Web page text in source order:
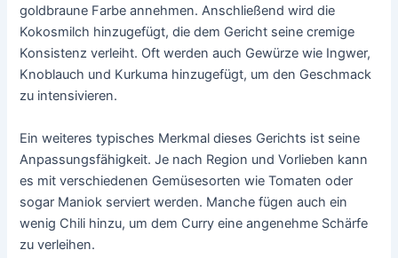
goldbraune Farbe annehmen. Anschließend wird die
Kokosmilch hinzugefügt, die dem Gericht seine cremige
Konsistenz verleiht. Oft werden auch Gewürze wie Ingwer,
Knoblauch und Kurkuma hinzugefügt, um den Geschmack
zu intensivieren.
Ein weiteres typisches Merkmal dieses Gerichts ist seine
Anpassungsfähigkeit. Je nach Region und Vorlieben kann
es mit verschiedenen Gemüsesorten wie Tomaten oder
sogar Maniok serviert werden. Manche fügen auch ein
wenig Chili hinzu, um dem Curry eine angenehme Schärfe
zu verleihen.